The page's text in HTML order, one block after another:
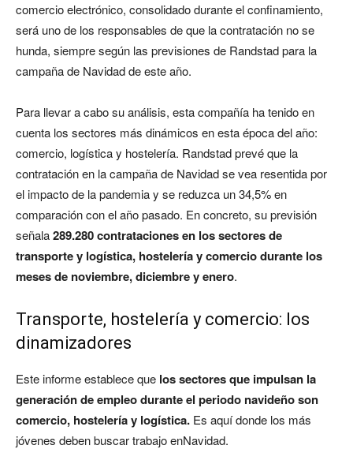
comercio electrónico, consolidado durante el confinamiento,
será uno de los responsables de que la contratación no se
hunda, siempre según las previsiones de Randstad para la
campaña de Navidad de este año.
Para llevar a cabo su análisis, esta compañía ha tenido en
cuenta los sectores más dinámicos en esta época del año:
comercio, logística y hostelería. Randstad prevé que la
contratación en la campaña de Navidad se vea resentida por
el impacto de la pandemia y se reduzca un 34,5% en
comparación con el año pasado. En concreto, su previsión
señala289.280 contrataciones en los sectores de
transporte y logística, hostelería y comercio durante los
meses de noviembre, diciembre y enero.
Transporte, hostelería y comercio: los
dinamizadores
Este informe establece que los sectores que impulsan la
generación de empleo durante el periodo navideño son
comercio, hostelería y logística. Es aquí donde los más
jóvenes deben buscar trabajo enNavidad.